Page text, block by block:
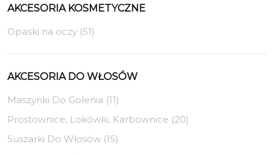
AKCESORIA KOSMETYCZNE
Opaski na oczy (51)
AKCESORIA DO WŁOSÓW
Maszynki Do Golenia (11)
Prostownice, Lokówki, Karbownice (20)
Suszarki Do Włosów (15)